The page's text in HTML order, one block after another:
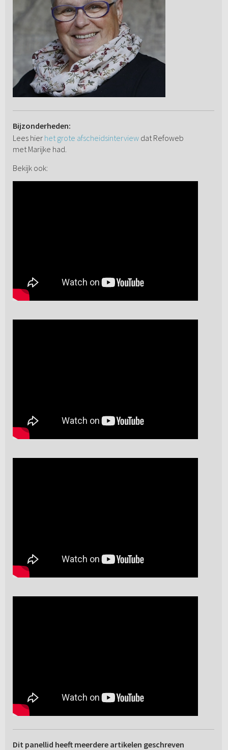
Bijzonderheden:
Lees hier het grote afscheidsinterviewdat Refoweb
met Marijke had.
Bekijk ook:
Dit panellid heeft meerdere artikelen geschreven